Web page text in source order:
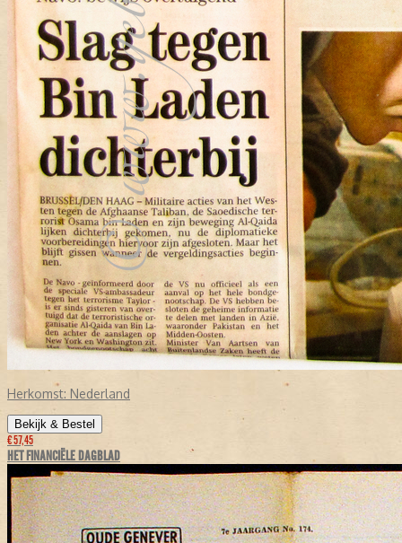
Herkomst: Nederland
Bekijk & Bestel
€ 57,45
HET FINANCIËLE DAGBLAD